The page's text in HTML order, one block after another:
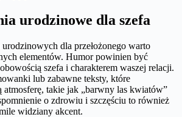
urodzinowe dla szefa
urodzinowych dla przełożonego warto
elementów. Humor powinien być
szefa i charakterem waszej relacji.
lub zabawne teksty, które
atmosferę, takie jak „barwny las kwiatów”
o zdrowiu i szczęściu to również
widziany akcent.